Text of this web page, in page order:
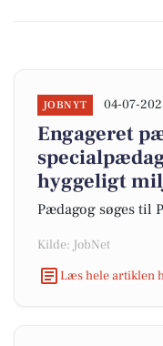
JOBNYT 04-07-
Engageret
hyggeligt
Pædagog søges til
Kilde: JobNet
Læs hele artiklen